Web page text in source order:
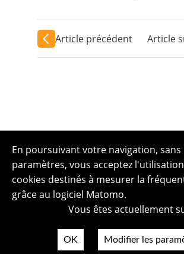
Article précédent Article
En poursuivant votre navigation,
paramètres, vous acceptez
cookies destinés à mesurer la
grâce au logiciel Matomo.
Vous êtes actuellement
OK Modifier les